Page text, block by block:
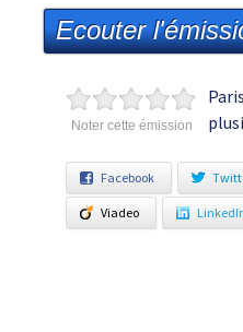
Ecouter
Noter cette émission
Facebook
Viadeo